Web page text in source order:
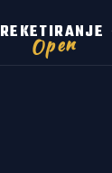
REKETIRANJE
Open